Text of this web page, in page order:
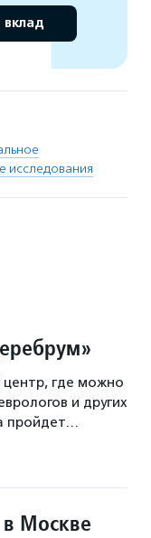
вклад
исследования
где можно
и других
пройдет…
в Москве